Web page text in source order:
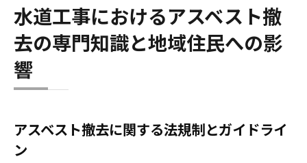
水道工事におけるアスベスト撤
去の専門知識と地域住民への影
響
アスベスト撤去に関する法規制とガイドライ
ン